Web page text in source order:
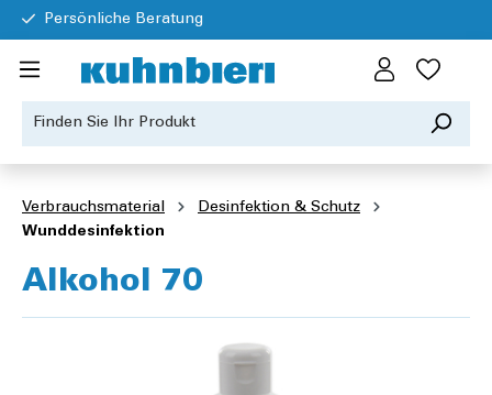
Persönliche Beratung
Verbrauchsmaterial
Desinfektion & Schutz
Wunddesinfektion
Alkohol 70